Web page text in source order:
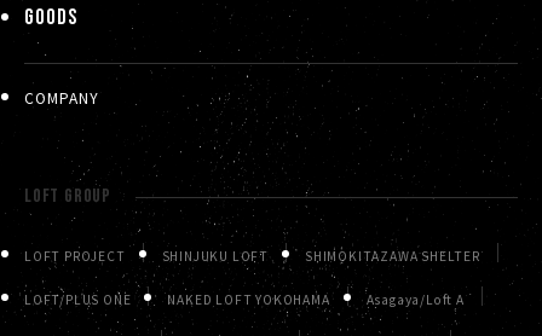
GOODS
COMPANY
LOFT GROUP
LOFT PROJECT SHINJUKU LOFT SHIMOKITAZAWA SHELTER
LOFT/PLUS ONE NAKED LOFT YOKOHAMA Asagaya/Loft A